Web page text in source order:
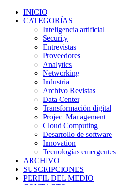
INICIO
CATEGORÍAS
Inteligencia artificial
Security
Entrevistas
Proveedores
Analytics
Networking
Industria
Archivo Revistas
Data Center
Transformación digital
Project Management
Cloud Computing
Desarrollo de software
Innovation
Tecnologías emergentes
ARCHIVO
SUSCRIPCIONES
PERFIL DEL MEDIO